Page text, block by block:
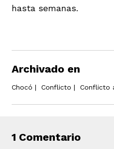
hasta semanas.
Archivado en
Chocó | Conflicto | Conflicto
1 Comentario